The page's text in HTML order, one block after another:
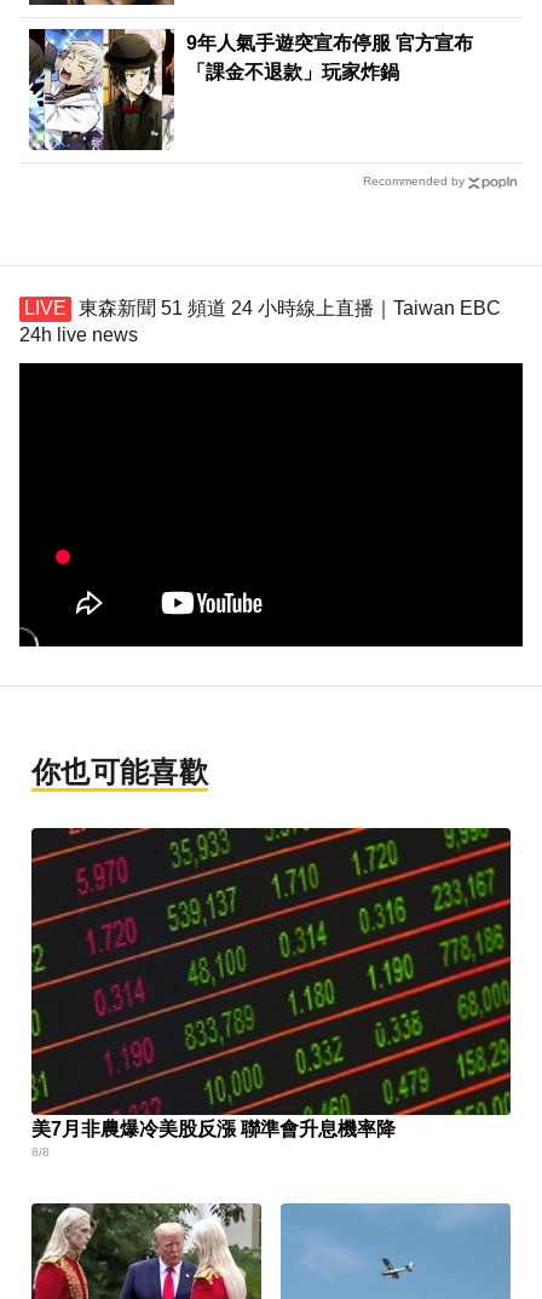
9年人氣手遊突宣布停服 官方宣布
「課金不退款」玩家炸鍋
Recommended by
東森新聞 51 頻道 24 小時線上直播｜Taiwan EBC
24h live news
你也可能喜歡
美7月非農爆冷美股反漲 聯準會升息機率降
8/8